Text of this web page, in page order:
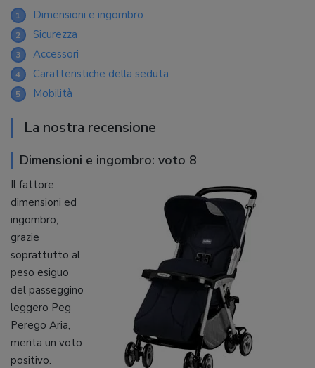
1 Dimensioni e ingombro
2 Sicurezza
3 Accessori
4 Caratteristiche della seduta
5 Mobilità
La nostra recensione
Dimensioni e ingombro: voto 8
Il fattore
dimensioni ed
ingombro,
grazie
soprattutto al
peso esiguo
del passeggino
leggero Peg
Perego Aria,
merita un voto
positivo.